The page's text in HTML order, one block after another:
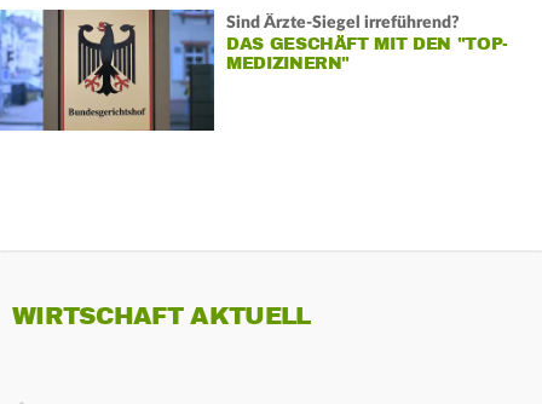
Sind Ärzte-Siegel irreführend?
DAS GESCHÄFT MIT DEN "TOP-
MEDIZINERN"
WIRTSCHAFT AKTUELL